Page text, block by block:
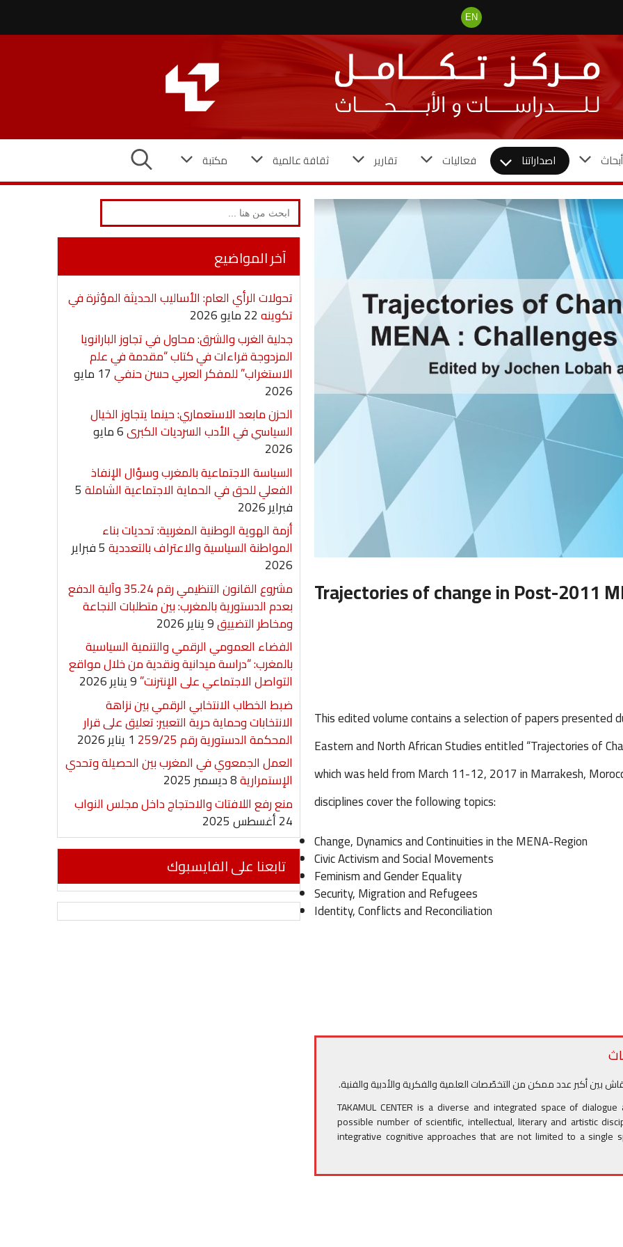
EN
اصداراتنا فعاليات تقارير ثقافة عالمية مكتبة
Trajectories of change in Post-2011
This edited volume contains a selection of papers presented
Eastern and North African Studies entitled “Trajectories of
which was held from March 11-12, 2017 in Marrakesh,
disciplines cover the following topics:
Change, Dynamics and Continuities in the MENA-Region
Civic Activism and Social Movements
Feminism and Gender Equality
Security, Migration and Refugees
Identity, Conflicts and Reconciliation
بين أكبر عدد ممكن من التخصّصات العلمية والفكرية والأدبية والفنية.
TAKAMUL CENTER is a diverse and integrated space of
possible number of scientific, intellectual, literary and artistic
integrative cognitive approaches that are not limited to a
Search
for:
آخر المواضيع
تحولات الرأي العام: الأساليب الحديثة المؤثرة في
تكوينه22 مايو 2026
جدلية الغرب والشرق: محاول في تجاوز البارانويا
المزدوجة قراءات في كتاب “مقدمة في علم
الاستغراب” للمفكر العربي حسن حنفي 17 مايو
2026
الحزن مابعد الاستعماري: حينما يتجاوز الخيال
السياسي في الأدب السرديات الكبرى 6 مايو
2026
السياسة الاجتماعية بالمغرب وسؤال الإنفاذ
الفعلي للحق في الحماية الاجتماعية الشاملة5
فبراير 2026
أزمة الهوية الوطنية المغربية: تحديات بناء
المواطنة السياسية والاعتراف بالتعددية 5 فبراير
2026
مشروع القانون التنظيمي رقم 35.24 وآلية الدفع
بعدم الدستورية بالمغرب: بين متطلبات النجاعة
ومخاطر التضييق9 يناير 2026
الفضاء العمومي الرقمي والتنمية السياسية
بالمغرب: “دراسة ميدانية ونقدية من خلال مواقع
التواصل الاجتماعي على الإنترنت”9 يناير 2026
ضبط الخطاب الانتخابي الرقمي بين نزاهة
الانتخابات وحماية حرية التعبير: تعليق على قرار
المحكمة الدستورية رقم 259/25
1 يناير 2026
العمل الجمعوي في المغرب بين الحصيلة وتحدي
الإستمرارية8 ديسمبر 2025
منع رفع اللافتات والاحتجاج داخل مجلس النواب
24 أغسطس 2025
تابعنا على الفايسبوك